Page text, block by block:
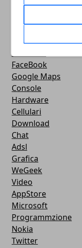
Videogames
Musica
MacBook
FaceBook
Google Maps
Console
Hardware
Cellulari
Download
Chat
Adsl
Grafica
WeGeek
Video
AppStore
Microsoft
Programmzione
Nokia
Twitter